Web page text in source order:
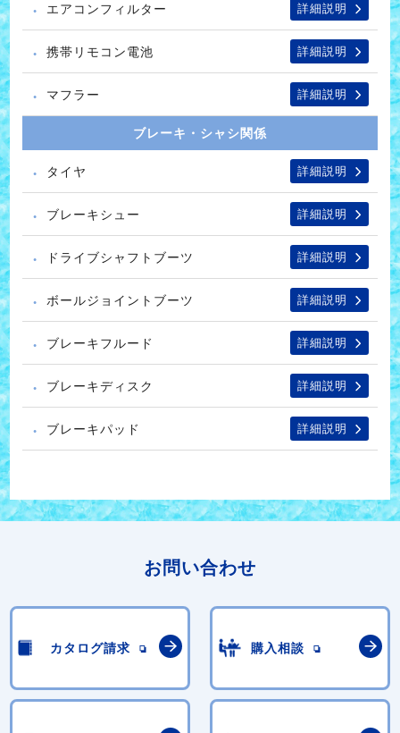
エアコンフィルター 詳細説明
携帯リモコン電池 詳細説明
マフラー 詳細説明
ブレーキ・シャシ関係
タイヤ 詳細説明
ブレーキシュー 詳細説明
ドライブシャフトブーツ 詳細説明
ボールジョイントブーツ 詳細説明
ブレーキフルード 詳細説明
ブレーキディスク 詳細説明
ブレーキパッド 詳細説明
お問い合わせ
カタログ請求 購入相談